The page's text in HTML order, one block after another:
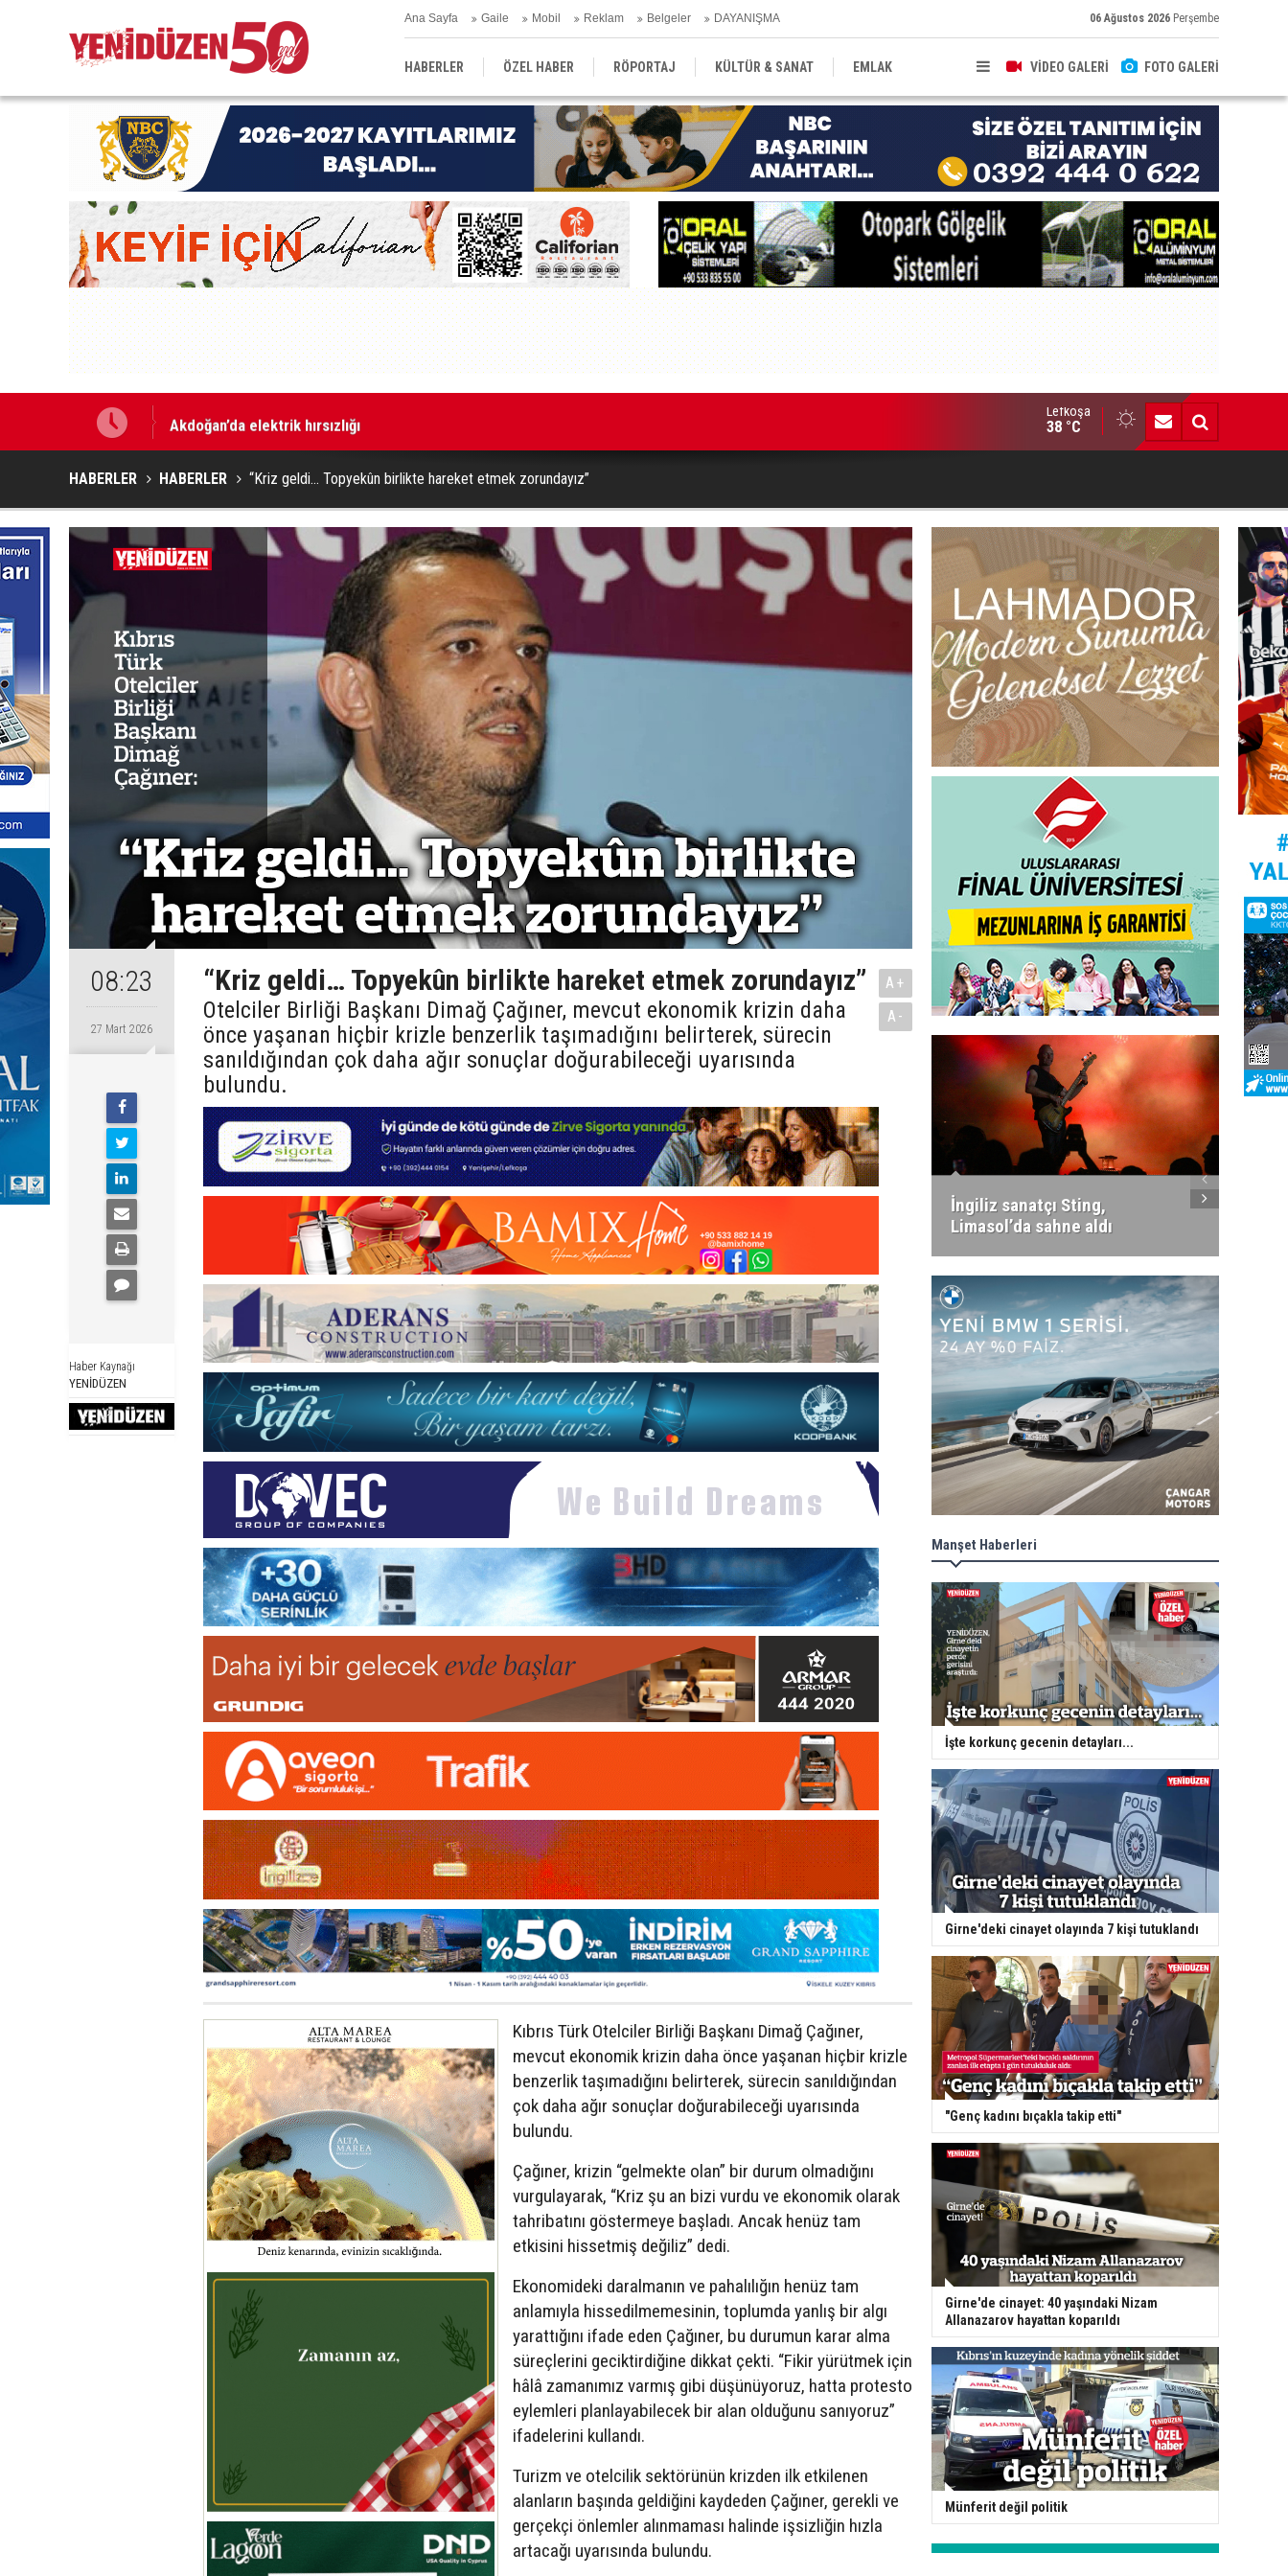
Ana Sayfa Gaile Mobil Reklam Belgeler DAYANIŞMA 06 Ağustos 2026 Perşembe
VİDEO GALERİ FOTO GALERİ
HABERLER ÖZEL HABER RÖPORTAJ KÜLTÜR & SANAT EMLAK
EĞİTİM YEREL YÖNETİM DERGİLER SEKTÖR
Akdoğan’da elektrik hırsızlığı "Güvenlik, geçici önlemlerle değil, doğru planlama ve güçlü
Lefkoşa
38 °C
HABERLER HABERLER “Kriz geldi… Topyekûn birlikte hareket etmek zorundayız”
08:23
27 Mart 2026
Haber Kaynağı
YENİDÜZEN
“Kriz geldi… Topyekûn birlikte hareket etmek zorundayız”
Otelciler Birliği Başkanı Dimağ Çağıner, mevcut ekonomik krizin daha
önce yaşanan hiçbir krizle benzerlik taşımadığını belirterek, sürecin
sanıldığından çok daha ağır sonuçlar doğurabileceği uyarısında
bulundu.
A+
A-
Kıbrıs Türk Otelciler Birliği Başkanı Dimağ Çağıner,
mevcut ekonomik krizin daha önce yaşanan hiçbir krizle
benzerlik taşımadığını belirterek, sürecin sanıldığından
çok daha ağır sonuçlar doğurabileceği uyarısında
bulundu.
Çağıner, krizin “gelmekte olan” bir durum olmadığını
vurgulayarak, “Kriz şu an bizi vurdu ve ekonomik olarak
tahribatını göstermeye başladı. Ancak henüz tam
etkisini hissetmiş değiliz” dedi.
Ekonomideki daralmanın ve pahalılığın henüz tam
anlamıyla hissedilmemesinin, toplumda yanlış bir algı
yarattığını ifade eden Çağıner, bu durumun karar alma
süreçlerini geciktirdiğine dikkat çekti. “Fikir yürütmek için
hâlâ zamanımız varmış gibi düşünüyoruz, hatta protesto
eylemleri planlayabilecek bir alan olduğunu sanıyoruz”
ifadelerini kullandı.
Turizm ve otelcilik sektörünün krizden ilk etkilenen
alanların başında geldiğini kaydeden Çağıner, gerekli ve
gerçekçi önlemler alınmaması halinde işsizliğin hızla
artacağı uyarısında bulundu.
İngiliz sanatçı Sting,
Limasol’da sahne aldı
Manşet Haberleri
İşte korkunç gecenin detayları...
Girne'deki cinayet olayında 7 kişi tutuklandı
"Genç kadını bıçakla takip etti"
Girne'de cinayet: 40 yaşındaki Nizam
Allanazarov hayattan koparıldı
Münferit değil politik